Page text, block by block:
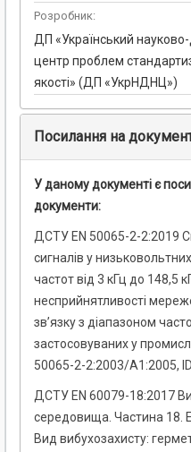
Розробник:
ДП «Український
центр проблем
якості» (ДП «УкрНДНЦ»)
Посилання на
У даному документі є
документи:
ДСТУ EN 50065-2-2:2019
сигналів у
частот від 3 кГц до 148,5
несприйнятливості
зв’язку з діапазоном
застосовуваних у
50065-2-2:2003/A1:2005,
ДСТУ EN 60079-18:2017
середовища. Частина 18.
Вид вибухозахисту: